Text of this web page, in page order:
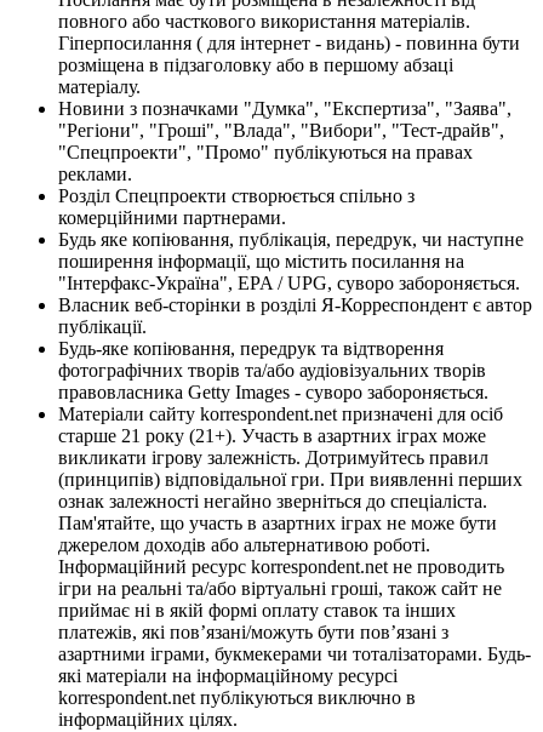
повного або часткового використання матеріалів.
Гіперпосилання ( для інтернет - видань) - повинна бути
розміщена в підзаголовку або в першому абзаці
матеріалу.
Новини з позначками "Думка", "Експертиза", "Заява",
"Регіони", "Гроші", "Влада", "Вибори", "Тест-драйв",
"Спецпроекти", "Промо" публікуються на правах
реклами.
Розділ Спецпроекти створюється спільно з
комерційними партнерами.
Будь яке копіювання, публікація, передрук, чи наступне
поширення інформації, що містить посилання на
"Інтерфакс-Україна", EPA / UPG, суворо забороняється.
Власник веб-сторінки в розділі Я-Корреспондент є автор
публікації.
Будь-яке копіювання, передрук та відтворення
фотографічних творів та/або аудіовізуальних творів
правовласника Getty Images - суворо забороняється.
Матеріали сайту korrespondent.net призначені для осіб
старше 21 року (21+). Участь в азартних іграх може
викликати ігрову залежність. Дотримуйтесь правил
(принципів) відповідальної гри. При виявленні перших
ознак залежності негайно зверніться до спеціаліста.
Пам'ятайте, що участь в азартних іграх не може бути
джерелом доходів або альтернативою роботі.
Інформаційний ресурс korrespondent.net не проводить
ігри на реальні та/або віртуальні гроші, також сайт не
приймає ні в якій формі оплату ставок та інших
платежів, які пов’язані/можуть бути пов’язані з
азартними іграми, букмекерами чи тоталізаторами. Будь-
які матеріали на інформаційному ресурсі
korrespondent.net публікуються виключно в
інформаційних цілях.